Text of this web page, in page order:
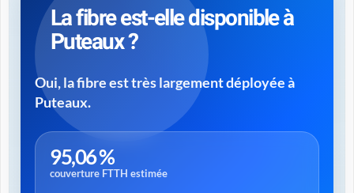
La fibre est-elle disponible à
Puteaux ?
Oui, la fibre est très largement déployée à
Puteaux.
95,06 %
couverture FTTH estimée